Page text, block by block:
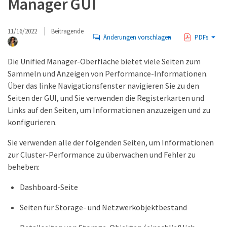
Manager GUI
11/16/2022 Beitragende
Änderungen vorschlagen PDFs
Die Unified Manager-Oberfläche bietet viele Seiten zum
Sammeln und Anzeigen von Performance-Informationen.
Über das linke Navigationsfenster navigieren Sie zu den
Seiten der GUI, und Sie verwenden die Registerkarten und
Links auf den Seiten, um Informationen anzuzeigen und zu
konfigurieren.
Sie verwenden alle der folgenden Seiten, um Informationen
zur Cluster-Performance zu überwachen und Fehler zu
beheben:
Dashboard-Seite
Seiten für Storage- und Netzwerkobjektbestand